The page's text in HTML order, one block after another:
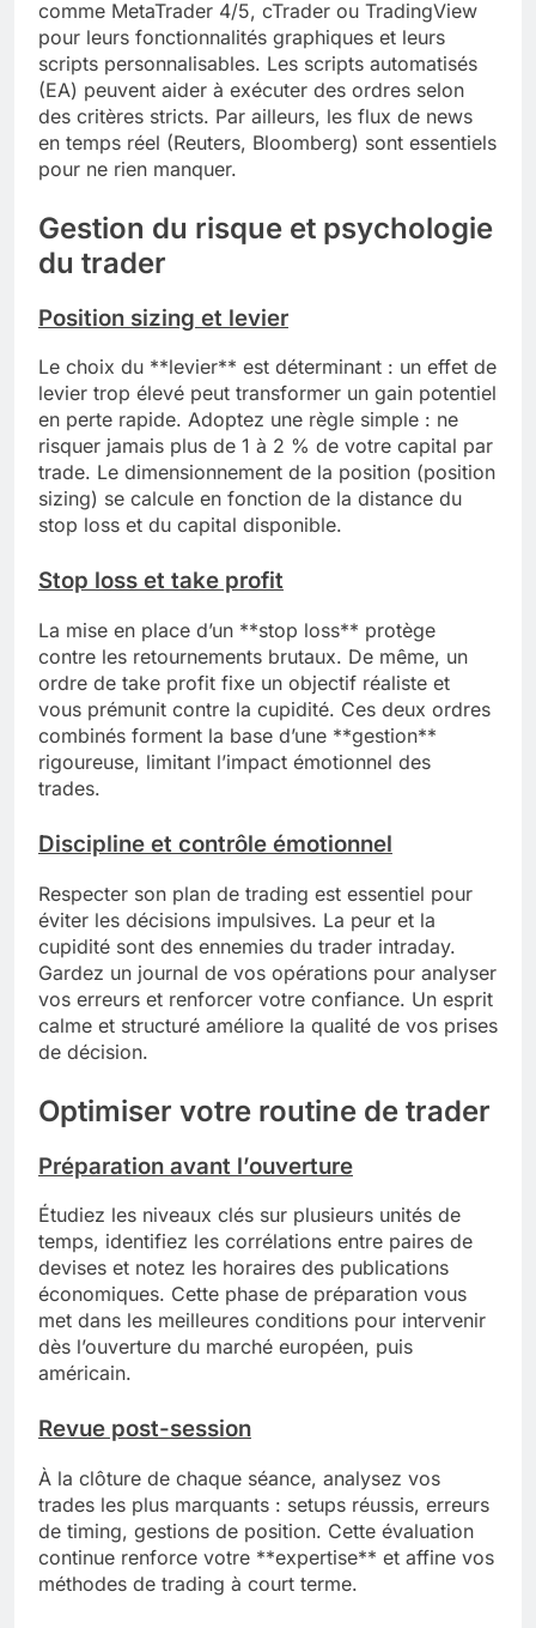
comme MetaTrader 4/5, cTrader ou TradingView
pour leurs fonctionnalités graphiques et leurs
scripts personnalisables. Les scripts automatisés
(EA) peuvent aider à exécuter des ordres selon
des critères stricts. Par ailleurs, les flux de news
en temps réel (Reuters, Bloomberg) sont essentiels
pour ne rien manquer.
Gestion du risque et psychologie
du trader
Position sizing et levier
Le choix du **levier** est déterminant : un effet de
levier trop élevé peut transformer un gain potentiel
en perte rapide. Adoptez une règle simple : ne
risquer jamais plus de 1 à 2 % de votre capital par
trade. Le dimensionnement de la position (position
sizing) se calcule en fonction de la distance du
stop loss et du capital disponible.
Stop loss et take profit
La mise en place d’un **stop loss** protège
contre les retournements brutaux. De même, un
ordre de take profit fixe un objectif réaliste et
vous prémunit contre la cupidité. Ces deux ordres
combinés forment la base d’une **gestion**
rigoureuse, limitant l’impact émotionnel des
trades.
Discipline et contrôle émotionnel
Respecter son plan de trading est essentiel pour
éviter les décisions impulsives. La peur et la
cupidité sont des ennemies du trader intraday.
Gardez un journal de vos opérations pour analyser
vos erreurs et renforcer votre confiance. Un esprit
calme et structuré améliore la qualité de vos prises
de décision.
Optimiser votre routine de trader
Préparation avant l’ouverture
Étudiez les niveaux clés sur plusieurs unités de
temps, identifiez les corrélations entre paires de
devises et notez les horaires des publications
économiques. Cette phase de préparation vous
met dans les meilleures conditions pour intervenir
dès l’ouverture du marché européen, puis
américain.
Revue post-session
À la clôture de chaque séance, analysez vos
trades les plus marquants : setups réussis, erreurs
de timing, gestions de position. Cette évaluation
continue renforce votre **expertise** et affine vos
méthodes de trading à court terme.